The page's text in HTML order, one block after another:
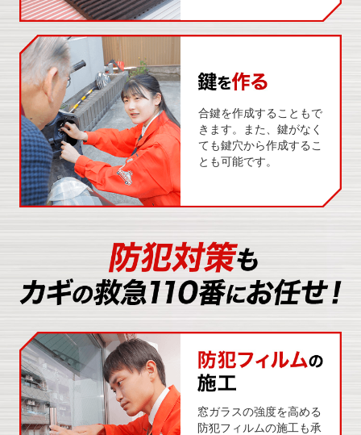
合鍵を作成することもで
きます。また、鍵がなく
ても鍵穴から作成するこ
とも可能です。
窓ガラスの強度を高める
防犯フィルムの施工も承